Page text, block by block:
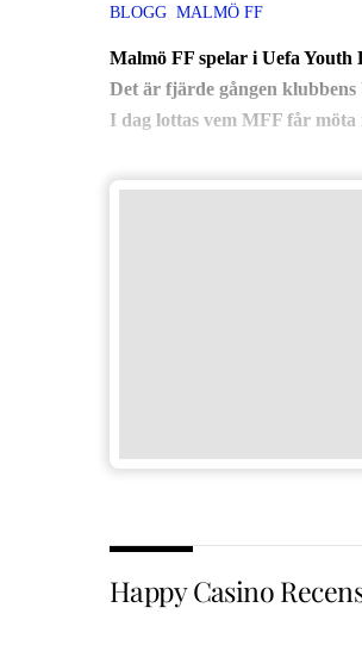
BLOGG MALMÖ FF
Malmö FF spelar i Uefa Youth
Det är fjärde gången klubbens
I dag lottas vem MFF får
Happy Casino